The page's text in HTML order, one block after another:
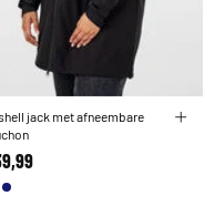
jack met afneembare